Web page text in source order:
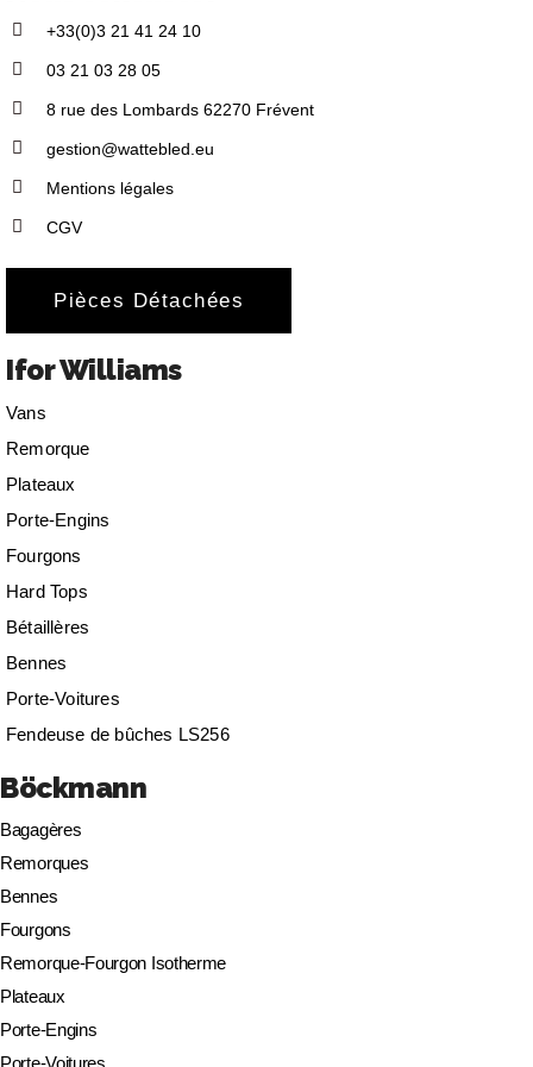
+33(0)3 21 41 24 10
03 21 03 28 05
8 rue des Lombards 62270 Frévent
gestion@wattebled.eu
Mentions légales
CGV
Pièces Détachées
Ifor Williams
Vans
Remorque
Plateaux
Porte-Engins
Fourgons
Hard Tops
Bétaillères
Bennes
Porte-Voitures
Fendeuse de bûches LS256
Böckmann
Bagagères
Remorques
Bennes
Fourgons
Remorque-Fourgon Isotherme
Plateaux
Porte-Engins
Porte-Voitures